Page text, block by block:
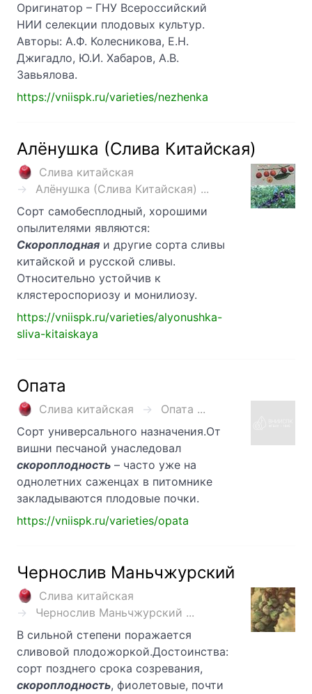
Оригинатор – ГНУ Всероссийский
НИИ селекции плодовых культур.
Авторы: А.Ф. Колесникова, Е.Н.
Джигадло, Ю.И. Хабаров, А.В.
Завьялова.
https://vniispk.ru/varieties/nezhenka
Алёнушка (Слива Китайская)
Слива китайская
Алёнушка (Слива Китайская) ...
Сорт самобесплодный, хорошими
опылителями являются:
Скороплодная и другие сорта сливы
китайской и русской сливы.
Относительно устойчив к
клястероспориозу и монилиозу.
https://vniispk.ru/varieties/alyonushka-
sliva-kitaiskaya
Опата
Слива китайская
Опата ...
Сорт универсального назначения.От
вишни песчаной унаследовал
скороплодность – часто уже на
однолетних саженцах в питомнике
закладываются плодовые почки.
https://vniispk.ru/varieties/opata
Чернослив Маньчжурский
Слива китайская
Чернослив Маньчжурский ...
В сильной степени поражается
сливовой плодожоркой.Достоинства:
сорт позднего срока созревания,
скороплодность, фиолетовые, почти